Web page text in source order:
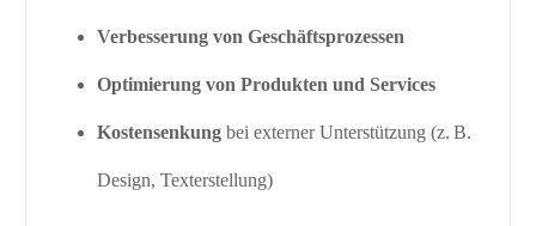
Verbesserung von Geschäftsprozessen
Optimierung von Produkten und Services
Kostensenkung bei externer Unterstützung (z. B.
Design, Texterstellung)